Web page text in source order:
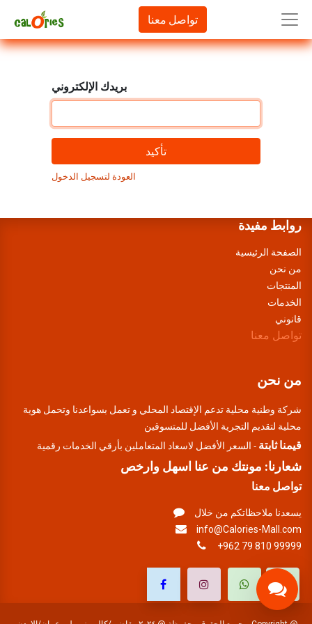
تواصل معنا
بريدك الإلكتروني
تأكيد
العودة لتسجيل الدخول
روابط مفيدة
الصفحة الرئيسية
من نحن
المنتجات
الخدمات
قانوني
تواصل معنا
من نحن
شركة وطنية محلية تدعم الإقتصاد المحلي و تعمل بسواعدنا وتحمل هوية
محلية لتقديم التجرية الأفضل للمتسوقين
قيمنا ثابتة - السعر الأفضل لاسعاد المتعاملين بأرقي الخدمات رقمية
شعارنا: مونتك من عنا اسهل وارخص
تواصل معنا
يسعدنا ملاحظاتكم من خلال
info@Calories-Mall.com
+962 79 810 99999